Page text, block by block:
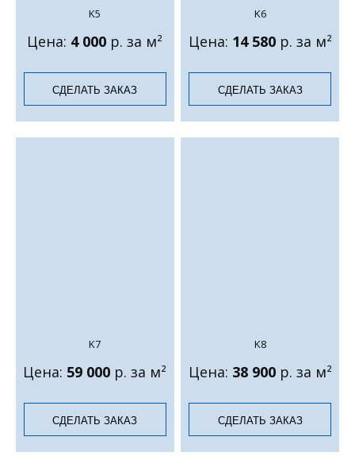
K5
Цена: 4 000 р. за м²
СДЕЛАТЬ ЗАКАЗ
K6
Цена: 14 580р. за м²
СДЕЛАТЬ ЗАКАЗ
K7
Цена: 59 000 р. за м²
СДЕЛАТЬ ЗАКАЗ
K8
Цена: 38 900р. за м²
СДЕЛАТЬ ЗАКАЗ